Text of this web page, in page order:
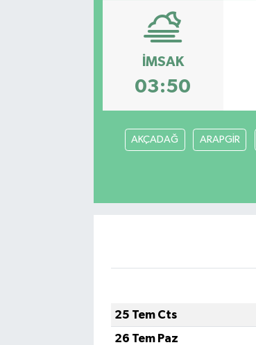
İMSAK
03:50
AKÇADAĞ ARAPGİR
25 Tem Cts
26 Tem Paz